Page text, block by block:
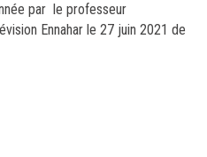
par le professeur
Ennahar le 27 juin 2021 de